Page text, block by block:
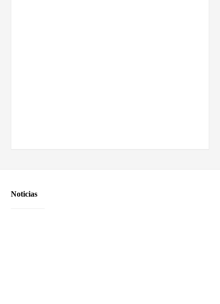
Noticias